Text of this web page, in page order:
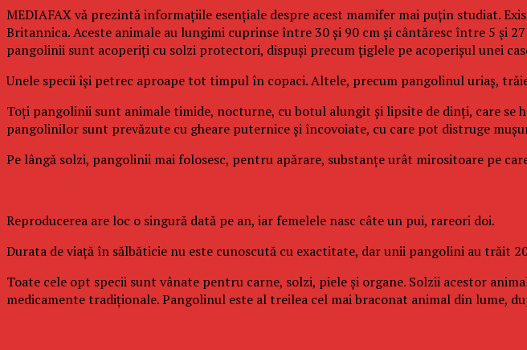
MEDIAFAX vă prezintă informaţiile esenţiale despre acest mamifer mai puţin studiat.
Britannica. Aceste animale au lungimi cuprinse între 30 şi 90 cm şi cântăresc între 5 şi
pangolinii sunt acoperiţi cu solzi protectori, dispuşi precum ţiglele pe acoperişul unei
Unele specii îşi petrec aproape tot timpul în copaci. Altele, precum pangolinul uriaş,
Toţi pangolinii sunt animale timide, nocturne, cu botul alungit şi lipsite de dinţi, care se
pangolinilor sunt prevăzute cu gheare puternice şi încovoiate, cu care pot distruge
Pe lângă solzi, pangolinii mai folosesc, pentru apărare, substanţe urât mirositoare pe
Reproducerea are loc o singură dată pe an, iar femelele nasc câte un pui, rareori doi.
Durata de viaţă în sălbăticie nu este cunoscută cu exactitate, dar unii pangolini au trăit
Toate cele opt specii sunt vânate pentru carne, solzi, piele şi organe. Solzii acestor
medicamente tradiţionale. Pangolinul este al treilea cel mai braconat animal din lume,